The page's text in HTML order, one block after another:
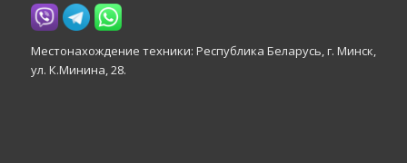
Местонахождение техники: Республика Беларусь, г. Минск,
ул. К.Минина, 28.